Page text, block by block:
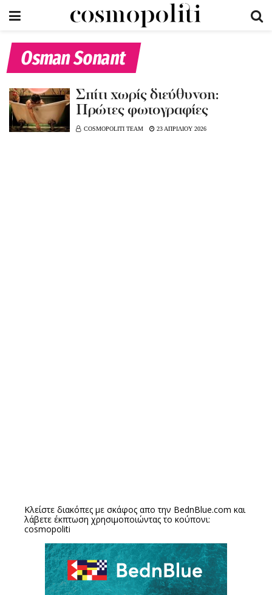
Osman Sonant
Σπίτι χωρίς διεύθυνση:
Πρώτες φωτογραφίες
COSMOPOLITI TEAM 23 ΑΠΡΙΛΙΟΥ 2026
Κλείστε διακόπες με σκάφος απο την BednBlue.com και
λάβετε έκπτωση χρησιμοποιώντας το κούπονι:
cosmopoliti